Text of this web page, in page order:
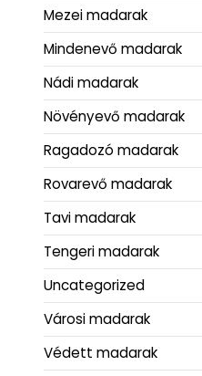
Mezei madarak
Mindenevő madarak
Nádi madarak
Növényevő madarak
Ragadozó madarak
Rovarevő madarak
Tavi madarak
Tengeri madarak
Uncategorized
Városi madarak
Védett madarak